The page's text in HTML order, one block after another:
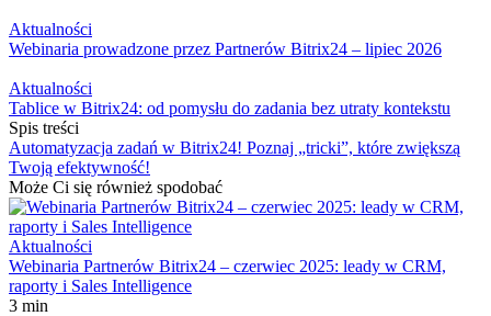
Aktualności
Webinaria prowadzone przez Partnerów Bitrix24 – lipiec 2026
Aktualności
Tablice w Bitrix24: od pomysłu do zadania bez utraty kontekstu
Spis treści
Automatyzacja zadań w Bitrix24! Poznaj „tricki”, które zwiększą
Twoją efektywność!
Może Ci się również spodobać
Aktualności
Webinaria Partnerów Bitrix24 – czerwiec 2025: leady w CRM,
raporty i Sales Intelligence
3 min